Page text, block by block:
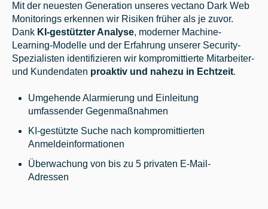
Mit der neuesten Generation unseres vectano Dark Web
Monitorings erkennen wir Risiken früher als je zuvor.
Dank KI-gestützter Analyse, moderner Machine-
Learning-Modelle und der Erfahrung unserer Security-
Spezialisten identifizieren wir kompromittierte Mitarbeiter-
und Kundendaten proaktiv und nahezu in Echtzeit.
Umgehende Alarmierung und Einleitung
umfassender Gegenmaßnahmen
KI-gestützte Suche nach kompromittierten
Anmeldeinformationen
Überwachung von bis zu 5 privaten E-Mail-
Adressen